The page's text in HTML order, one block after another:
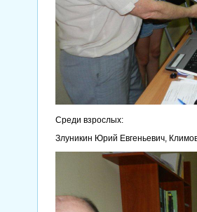
Среди взрослых:
Злуникин Юрий Евгеньевич,